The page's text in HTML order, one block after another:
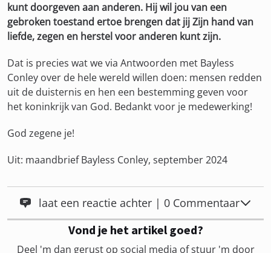
kunt doorgeven aan anderen. Hij wil jou van een
gebroken toestand ertoe brengen dat jij Zijn hand van
liefde, zegen en herstel voor anderen kunt zijn.
Dat is precies wat we via Antwoorden met Bayless
Conley over de hele wereld willen doen: mensen redden
uit de duisternis en hen een bestemming geven voor
het koninkrijk van God. Bedankt voor je medewerking!
God zegene je!
Uit: maandbrief Bayless Conley, september 2024
laat een reactie achter | 0 Commentaar
Vond je het artikel goed?
Deel 'm dan gerust op social media of stuur 'm door